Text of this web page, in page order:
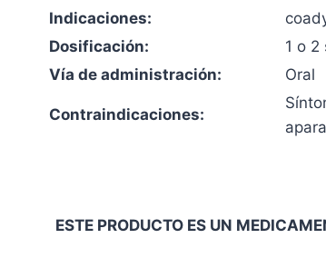
Indicaciones:
Dosificación:
1 o 2
Vía de administración:
Oral
Contraindicaciones:
ESTE PRODUCTO ES UN